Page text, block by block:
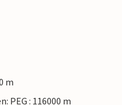
m
PEG : 116000 m